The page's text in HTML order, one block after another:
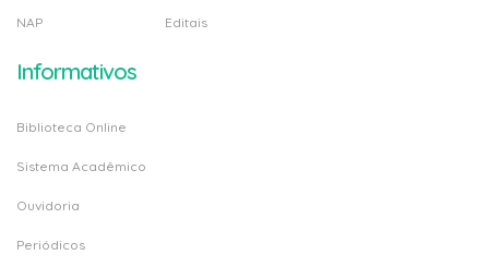
NAP Editais
Informativos
Biblioteca Online
Sistema Acadêmico
Ouvidoria
Periódicos